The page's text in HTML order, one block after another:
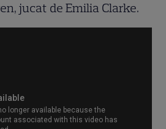
jucat de Emilia Clarke.